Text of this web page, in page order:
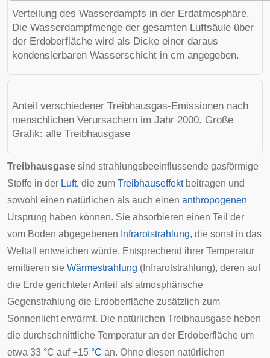
Verteilung des Wasserdampfs in der Erdatmosphäre.
Die Wasserdampfmenge der gesamten Luftsäule über
der Erdoberfläche wird als Dicke einer daraus
kondensierbaren Wasserschicht in cm angegeben.
Anteil verschiedener Treibhausgas-Emissionen nach
menschlichen Verursachern im Jahr 2000. Große
Grafik: alle Treibhausgase
Treibhausgase sind strahlungsbeeinflussende gasförmige
Stoffe in der Luft, die zum Treibhauseffektbeitragen und
sowohl einen natürlichen als auch einen anthropogenen
Ursprung haben können. Sie absorbieren einen Teil der
vom Boden abgegebenen Infrarotstrahlung, die sonst in das
Weltall entweichen würde. Entsprechend ihrer Temperatur
emittieren sie Wärmestrahlung (Infrarotstrahlung), deren auf
die Erde gerichteter Anteil als atmosphärische
Gegenstrahlung die Erdoberfläche zusätzlich zum
Sonnenlicht erwärmt. Die natürlichen Treibhausgase heben
die durchschnittliche Temperatur an der Erdoberfläche um
etwa 33 °C auf +15 °C an. Ohne diesen natürlichen